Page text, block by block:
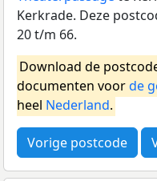
Kerkrade. Deze
20 t/m 66.
Download de
documenten voorde
heel Nederland.
Vorige postcode